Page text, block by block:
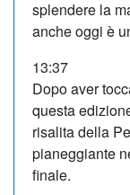
splendere la
anche oggi è
13:37
Dopo aver
questa
risalita della
pianeggiante
finale.